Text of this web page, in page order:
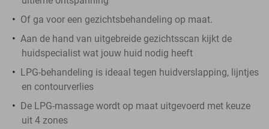
Of ga voor een gezichtsbehandeling op maat.
Aan de hand van uitgebreide gezichtsscan kijkt de
huidspecialist wat jouw huid nodig heeft
LPG-behandeling is ideaal tegen huidverslapping, lijntjes
en contourverlies
De LPG-massage wordt op maat uitgevoerd met keuze
uit 4 zones